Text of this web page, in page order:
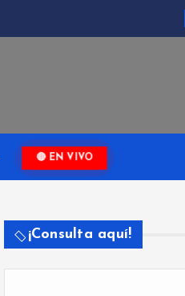
🔴 EN VIVO
¡Consulta aquí!